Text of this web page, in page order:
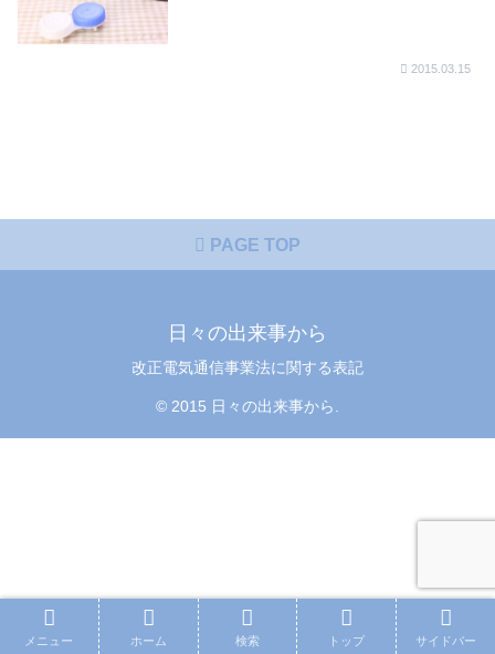
2015.03.15
PAGE TOP
日々の出来事から
改正電気通信事業法に関する表記
© 2015 日々の出来事から.
メニュー ホーム 検索 トップ サイドバー